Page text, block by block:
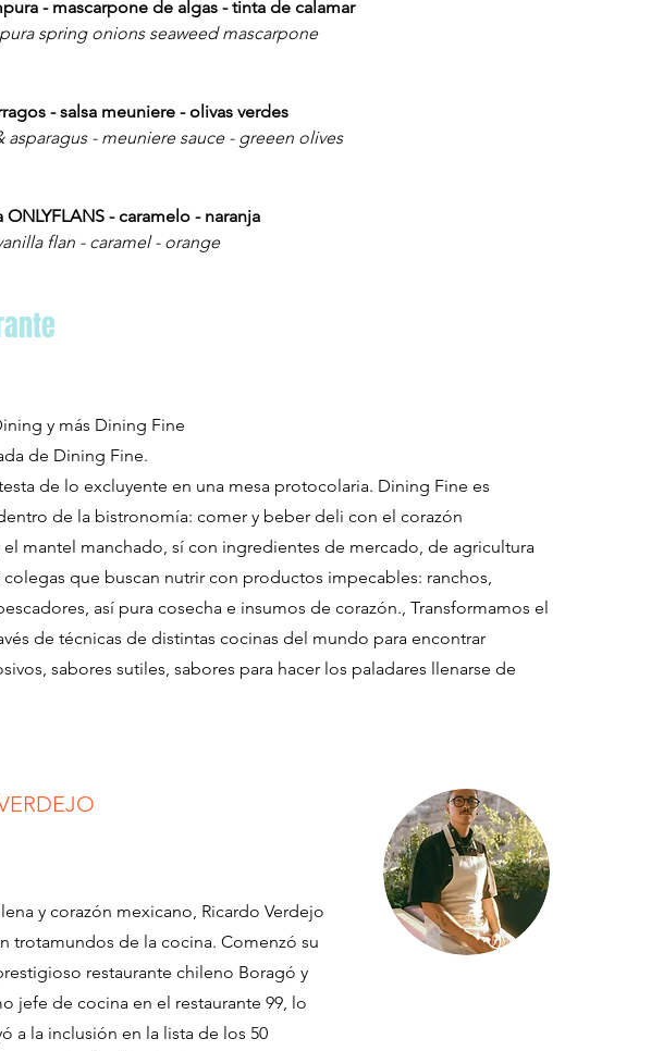
- mascarpone de algas - tinta de calamar
spring onions seaweed mascarpone
- salsa meuniere - olivas verdes
asparagus - meuniere sauce - greeen olives
- caramelo - naranja
flan - caramel - orange
y más Dining Fine
de Dining Fine.
de lo excluyente en una mesa protocolaria. Dining Fine es
de la bistronomía: comer y beber deli con el corazón
mantel manchado, sí con ingredientes de mercado, de agricultura
que buscan nutrir con productos impecables: ranchos,
así pura cosecha e insumos de corazón., Transformamos el
de técnicas de distintas cocinas del mundo para encontrar
sabores sutiles, sabores para hacer los paladares llenarse de
y corazón mexicano, Ricardo Verdejo
trotamundos de la cocina. Comenzó su
restaurante chileno Boragó y
jefe de cocina en el restaurante 99, lo
a la inclusión en la lista de los 50